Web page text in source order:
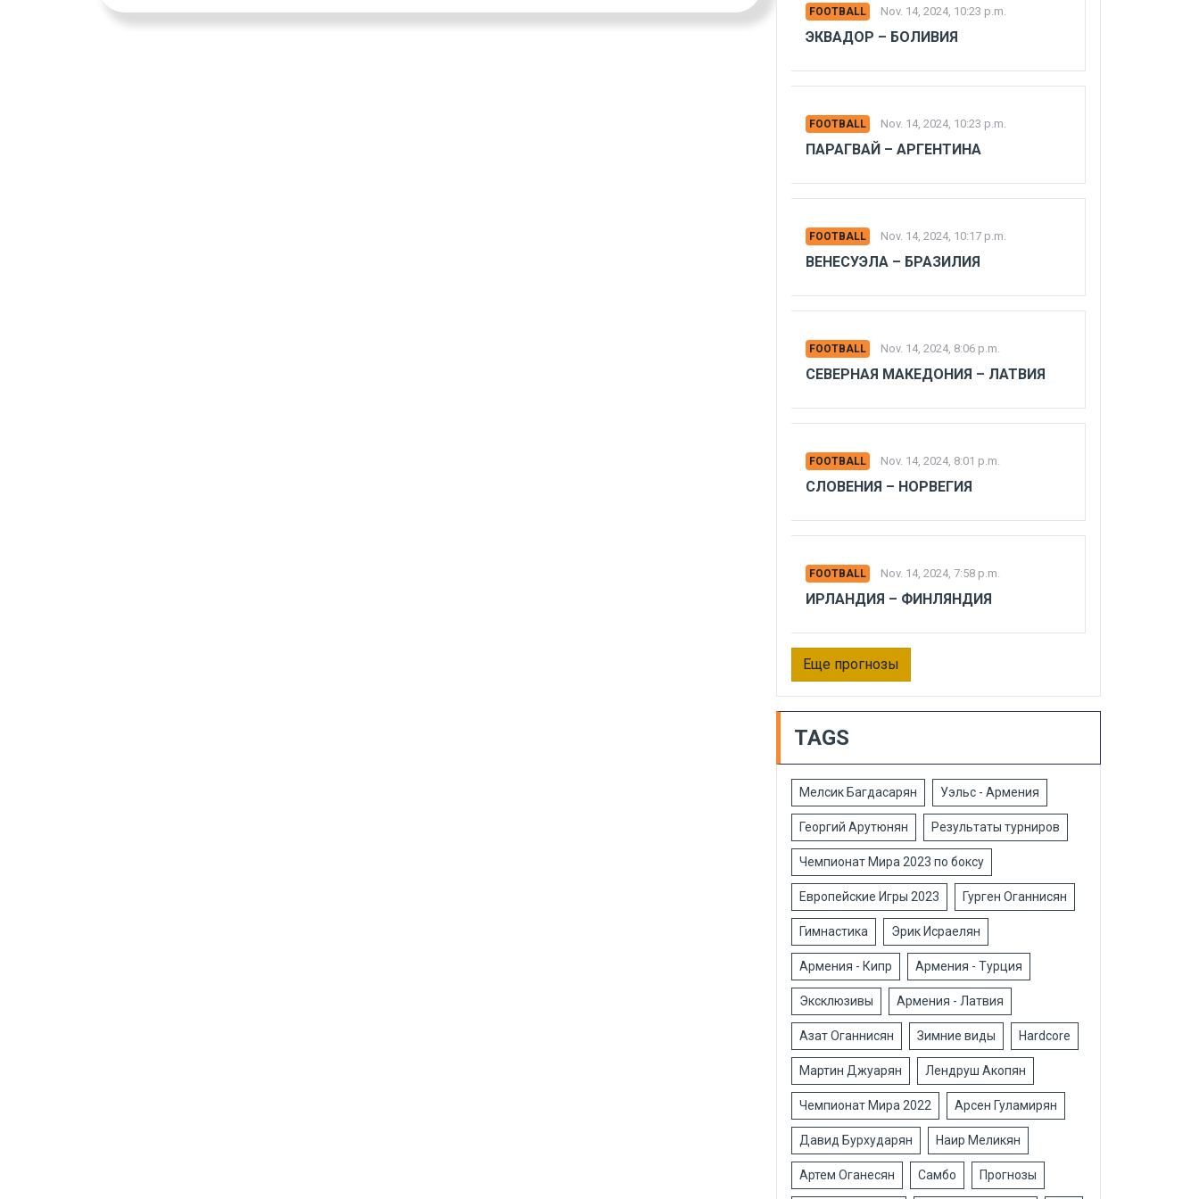
FOOTBALL Nov. 14, 2024, 10:23 p.m.
ЭКВАДОР – БОЛИВИЯ
FOOTBALL Nov. 14, 2024, 10:23 p.m.
ПАРАГВАЙ – АРГЕНТИНА
FOOTBALL Nov. 14, 2024, 10:17 p.m.
ВЕНЕСУЭЛА – БРАЗИЛИЯ
FOOTBALL Nov. 14, 2024, 8:06 p.m.
СЕВЕРНАЯ МАКЕДОНИЯ – ЛАТВИЯ
FOOTBALL Nov. 14, 2024, 8:01 p.m.
СЛОВЕНИЯ – НОРВЕГИЯ
FOOTBALL Nov. 14, 2024, 7:58 p.m.
ИРЛАНДИЯ – ФИНЛЯНДИЯ
Еще прогнозы
TAGS
Мелсик Багдасарян Уэльс - Армения
Георгий Арутюнян Результаты турниров
Чемпионат Мира 2023 по боксу
Европейские Игры 2023 Гурген Оганнисян
Гимнастика Эрик Исраелян
Армения - Кипр Армения - Турция
Эксклюзивы Армения - Латвия
Азат Оганнисян Зимние виды Hardcore
Мартин Джуарян Лендруш Акопян
Чемпионат Мира 2022 Арсен Гуламирян
Давид Бурхударян Наир Меликян
Артем Оганесян Самбо Прогнозы